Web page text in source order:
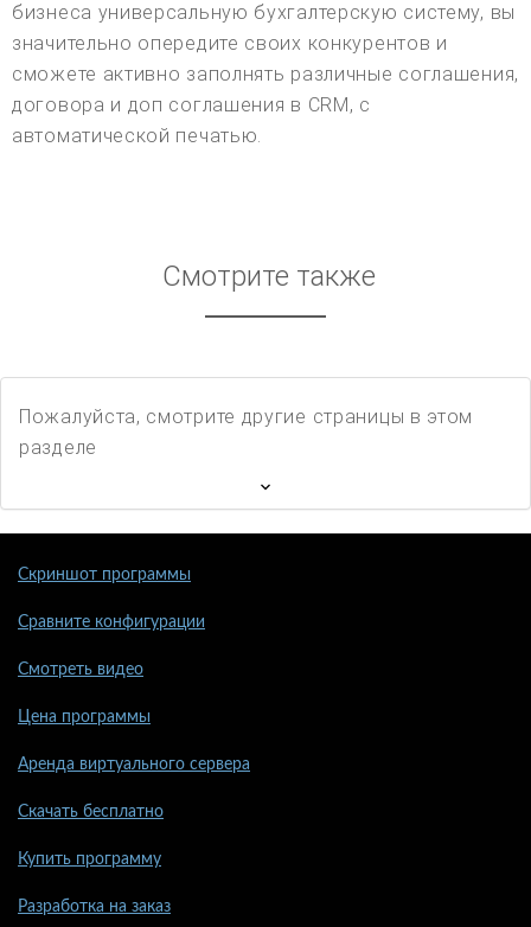
бизнеса универсальную бухгалтерскую систему, вы
значительно опередите своих конкурентов и
сможете активно заполнять различные соглашения,
договора и доп соглашения в CRM, с
автоматической печатью.
Смотрите также
Пожалуйста, смотрите другие страницы в этом
разделе
Скриншот программы
Сравните конфигурации
Смотреть видео
Цена программы
Аренда виртуального сервера
Скачать бесплатно
Купить программу
Разработка на заказ